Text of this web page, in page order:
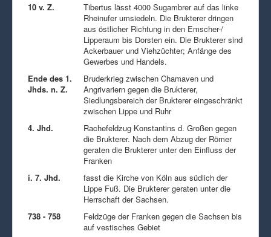
10 v. Z.
Tibertus lässt 4000 Sugambrer auf das linke
Rheinufer umsiedeln. Die Brukterer dringen
aus östlicher Richtung in den Emscher-/
Lipperaum bis Dorsten ein. Die Brukterer sind
Ackerbauer und Viehzüchter; Anfänge des
Gewerbes und Handels.
Ende des 1.
Jhds. n. Z.
Bruderkrieg zwischen Chamaven und
Angrivariern gegen die Brukterer,
Siedlungsbereich der Brukterer eingeschränkt
zwischen Lippe und Ruhr
4. Jhd.
Rachefeldzug Konstantins d. Großen gegen
die Brukterer. Nach dem Abzug der Römer
geraten die Brukterer unter den Einfluss der
Franken
i. 7. Jhd.
fasst die Kirche von Köln aus südlich der
Lippe Fuß. Die Brukterer geraten unter die
Herrschaft der Sachsen.
738 - 758
Feldzüge der Franken gegen die Sachsen bis
auf vestisches Gebiet